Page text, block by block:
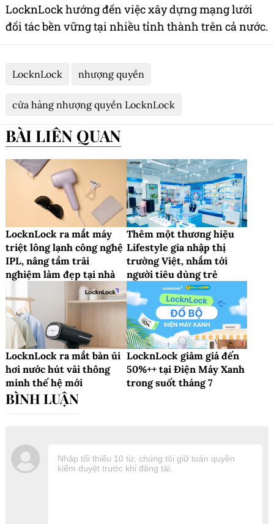
LocknLock hướng đến việc xây dựng mạng lưới
đối tác bền vững tại nhiều tỉnh thành trên cả nước.
LocknLock nhượng quyền
cửa hàng nhượng quyền LocknLock
BÀI LIÊN QUAN
LocknLock ra mắt máy
triệt lông lạnh công nghệ
IPL, nâng tầm trải
nghiệm làm đẹp tại nhà
Thêm một thương hiệu
Lifestyle gia nhập thị
trường Việt, nhắm tới
người tiêu dùng trẻ
LocknLock ra mắt bàn ủi
hơi nước hút vải thông
minh thế hệ mới
LocknLock giảm giá đến
50%++ tại Điện Máy Xanh
trong suốt tháng 7